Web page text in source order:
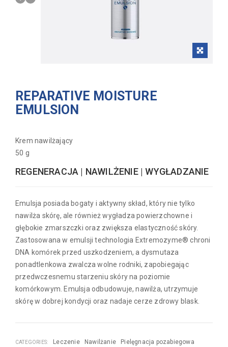
REPARATIVE MOISTURE
EMULSION
Krem nawilżający
50 g
REGENERACJA | NAWILŻENIE | WYGŁADZANIE
Emulsja posiada bogaty i aktywny skład, który nie tylko
nawilża skórę, ale również wygładza powierzchowne i
głębokie zmarszczki oraz zwiększa elastyczność skóry.
Zastosowana w emulsji technologia Extremozyme® chroni
DNA komórek przed uszkodzeniem, a dysmutaza
ponadtlenkowa zwalcza wolne rodniki, zapobiegając
przedwczesnemu starzeniu skóry na poziomie
komórkowym. Emulsja odbudowuje, nawilża, utrzymuje
skórę w dobrej kondycji oraz nadaje cerze zdrowy blask.
CATEGORIES: Leczenie Nawilżanie
Pielęgnacja pozabiegowa